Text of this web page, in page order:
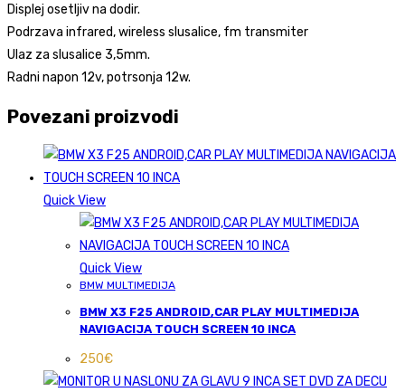
Displej osetljiv na dodir.
Podrzava infrared, wireless slusalice, fm transmiter
Ulaz za slusalice 3,5mm.
Radni napon 12v, potrsonja 12w.
Povezani proizvodi
Quick View
Quick View
BMW MULTIMEDIJA
BMW X3 F25 ANDROID,CAR PLAY MULTIMEDIJA
NAVIGACIJA TOUCH SCREEN 10 INCA
250€